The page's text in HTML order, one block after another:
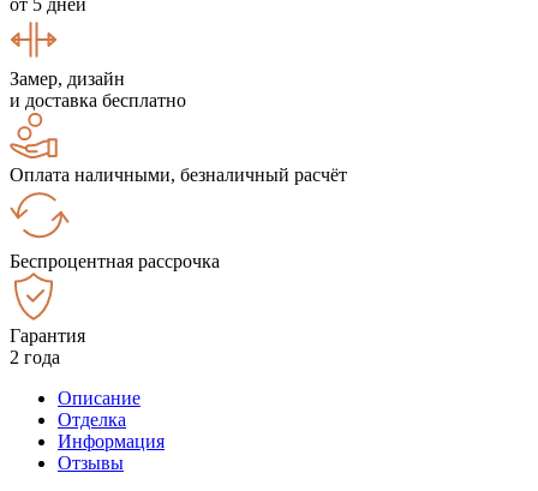
Замер, дизайн
и доставка бесплатно
Оплата наличными, безналичный расчёт
Беспроцентная рассрочка
Гарантия
2 года
Описание
Отделка
Информация
Отзывы